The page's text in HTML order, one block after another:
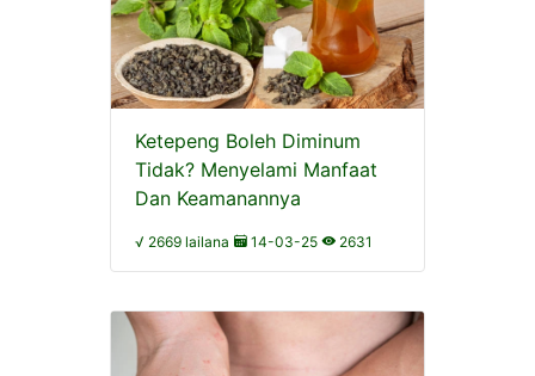
Ketepeng Boleh Diminum
Tidak? Menyelami Manfaat
Dan Keamanannya
√ 2669 lailana 14-03-25 2631